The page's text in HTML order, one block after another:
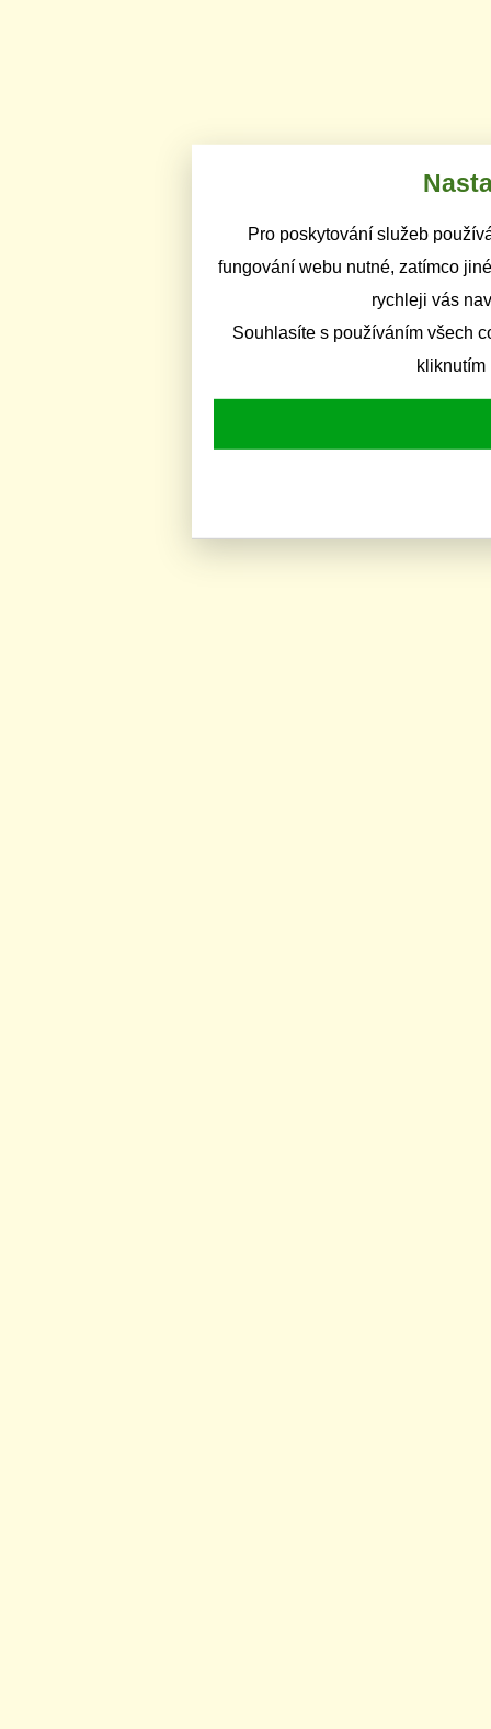
Pro poskytování služeb
fungování webu nutné, zatímco
rychleji vás
Souhlasíte s používáním všech
kliknutím